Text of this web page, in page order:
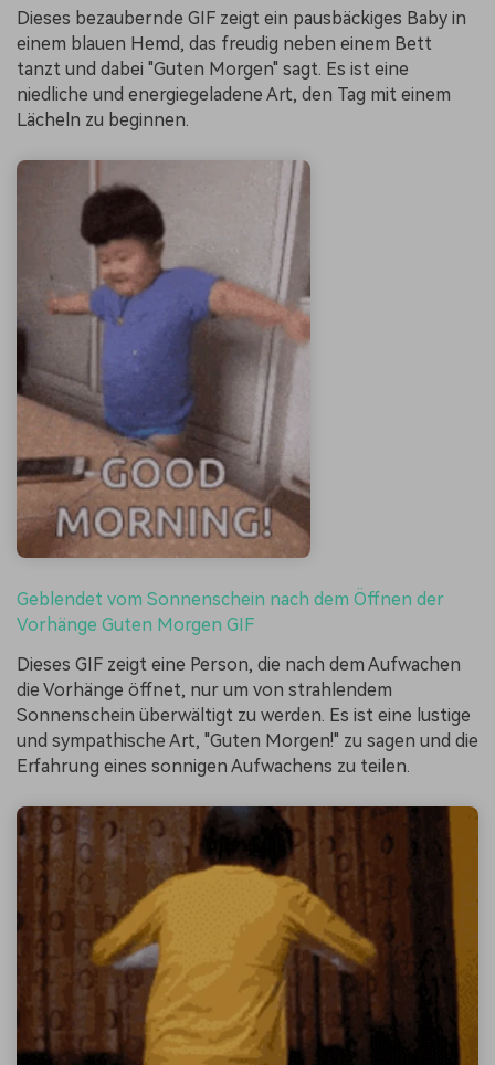
Dieses bezaubernde GIF zeigt ein pausbäckiges Baby in
einem blauen Hemd, das freudig neben einem Bett
tanzt und dabei "Guten Morgen" sagt. Es ist eine
niedliche und energiegeladene Art, den Tag mit einem
Lächeln zu beginnen.
Geblendet vom Sonnenschein nach dem Öffnen der
Vorhänge Guten Morgen GIF
Dieses GIF zeigt eine Person, die nach dem Aufwachen
die Vorhänge öffnet, nur um von strahlendem
Sonnenschein überwältigt zu werden. Es ist eine lustige
und sympathische Art, "Guten Morgen!" zu sagen und die
Erfahrung eines sonnigen Aufwachens zu teilen.